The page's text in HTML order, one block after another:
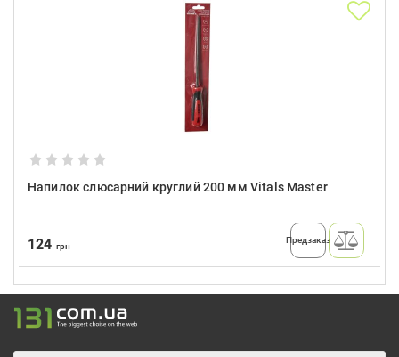
Напилок слюсарний круглий 200 мм Vitals Master
124 грн
Предзаказ